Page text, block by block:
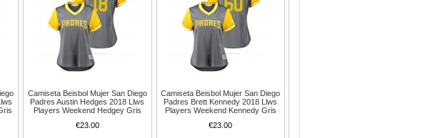
Camiseta Beisbol Mujer San Diego
Padres Austin Hedges 2018 Llws
Players Weekend Hedgey Gris
€23.00
Camiseta Beisbol Mujer San Diego
Padres Brett Kennedy 2018 Llws
Players Weekend Kennedy Gris
€23.00